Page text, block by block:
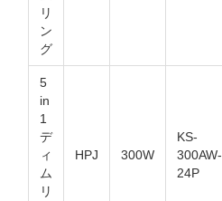
リ
ン
グ
5
in
1
デ
ィ
ム
リ
HPJ 300W
KS-
300AW-
24P